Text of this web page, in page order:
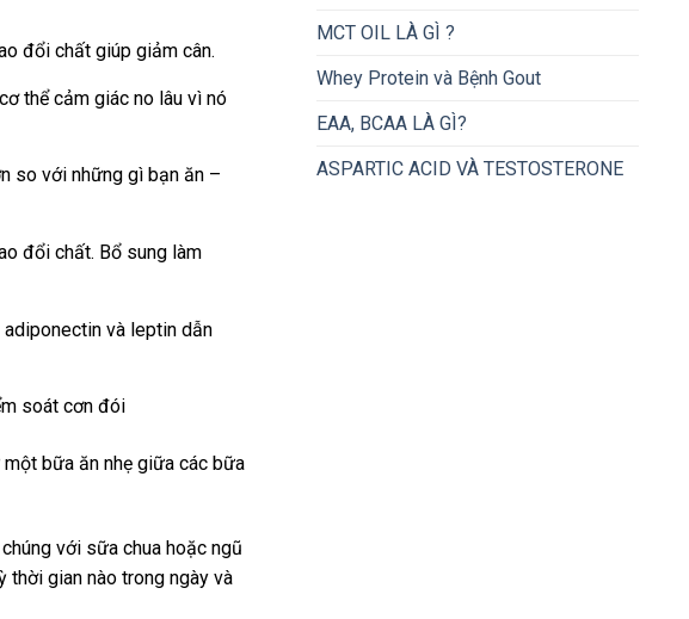
đổi chất giúp giảm cân.
thể cảm giác no lâu vì nó
so với những gì bạn ăn –
đổi chất. Bổ sung làm
và leptin dẫn
soát cơn đói
bữa ăn nhẹ giữa các bữa
với sữa chua hoặc ngũ
thời gian nào trong ngày và
MCT OIL LÀ GÌ ?
Whey Protein và Bệnh Gout
EAA, BCAA LÀ GÌ?
ASPARTIC ACID VÀ TESTOSTERONE